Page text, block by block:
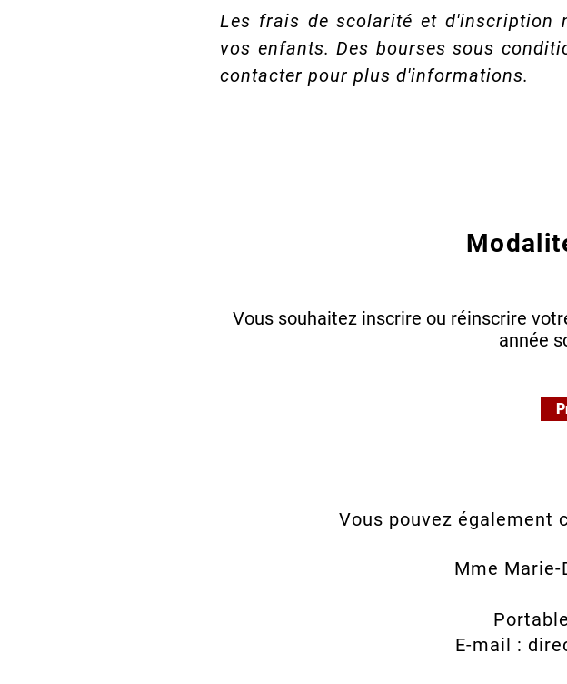
Les frais de scolarité et d'inscription
vos enfants. Des bourses sous
contacter pour plus d'informations.
Vous souhaitez inscrire ou réinscrire
année
Vous pouvez également
Mme
E-mail :